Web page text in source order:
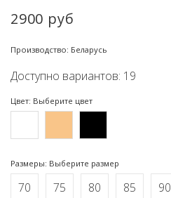
2900 руб
Производство: Беларусь
Доступно вариантов: 19
Цвет: Выберите цвет
Размеры: Выберите размер
70 75 80 85 90